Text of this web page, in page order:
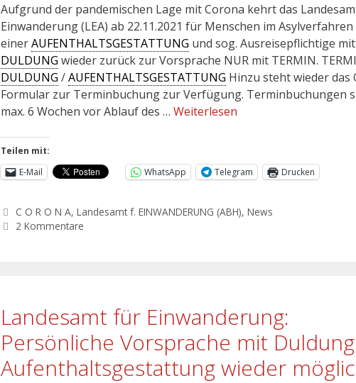
Aufgrund der pandemischen Lage mit Corona kehrt das
Einwanderung (LEA) ab 22.11.2021 für Menschen im
einerAUFENTHALTSGESTATTUNG und sog. Ausreisepflichtige mit
DULDUNG wieder zurück zur Vorsprache NUR mit TERMIN.
DULDUNG /AUFENTHALTSGESTATTUNG Hinzu steht wieder das
Formular zur Terminbuchung zur Verfügung. Terminbuchungen
max. 6 Wochen vor Ablauf des … Weiterlesen
Teilen mit:
E-Mail
WhatsApp Telegram Drucken
C O R O N A,Landesamt f. EINWANDERUNG (ABH),News
2 Kommentare
Landesamt für Einwanderung:
Persönliche Vorsprache mit
Aufenthaltsgestattung wieder